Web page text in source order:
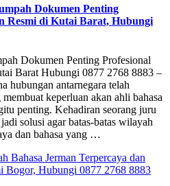
Dokumen Penting
Resmi di Kutai Barat, Hubungi
Dokumen Penting Profesional
Barat Hubungi 0877 2768 8883 –
hubungan antarnegara telah
keperluan akan ahli bahasa
penting. Kehadiran seorang juru
solusi agar batas-batas wilayah
dan bahasa yang …